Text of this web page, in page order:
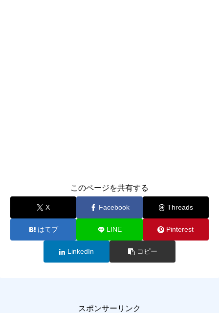
このページを共有する
X Facebook Threads
はてブ LINE Pinterest
LinkedIn コピー
スポンサーリンク